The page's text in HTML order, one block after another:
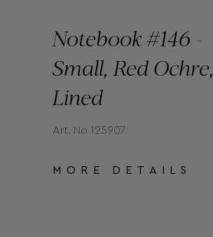
Notebook #146 -
Small, Red Ochre,
Lined
Art. No 125907
MORE DETAILS